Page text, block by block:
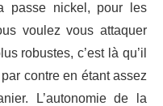
passe nickel, pour les
voulez vous attaquer
robustes, c’est là qu’il
contre en étant assez
L’autonomie de la